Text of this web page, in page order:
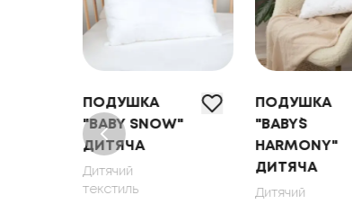
ПОДУШКА
"BABY SNOW"
ДИТЯЧА
Дитячий
текстиль
ПОДУШКА
"BABY`S
HARMONY"
ДИТЯЧА
Дитячий